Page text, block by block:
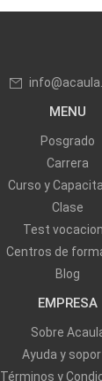
MENU
Posgrado
Carrera
Curso y
Clase
Test
Centros de
Blog
EMPRESA
Sobre
Ayuda y
Términos y